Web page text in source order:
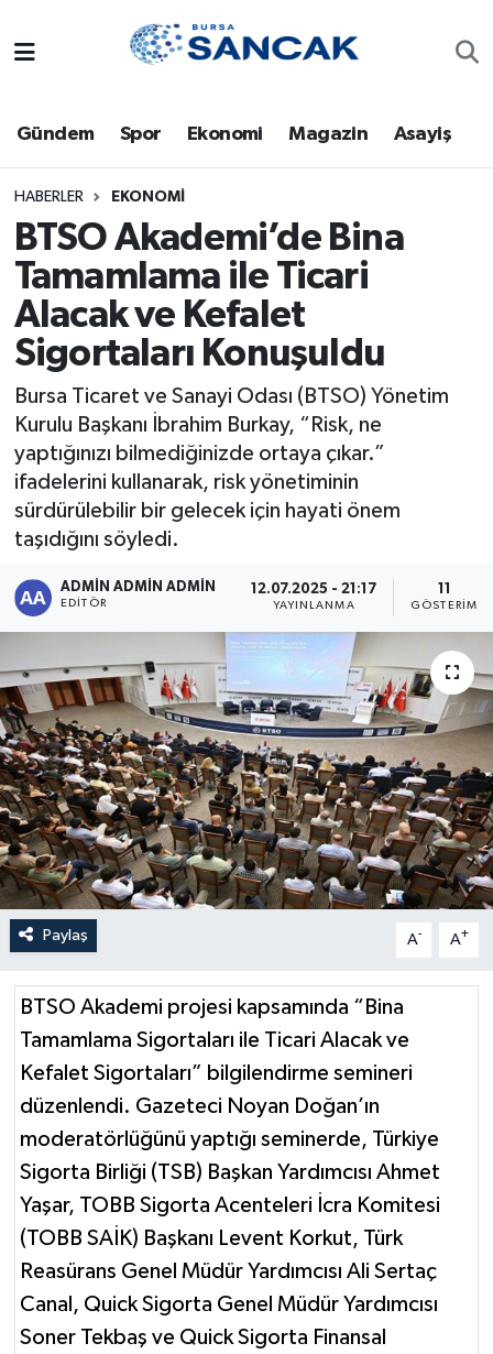
Gündem Spor Ekonomi Magazin Asayiş
HABERLER EKONOMI
BTSO Akademi’de Bina
Tamamlama ile Ticari
Alacak ve Kefalet
Sigortaları Konuşuldu
Bursa Ticaret ve Sanayi Odası (BTSO) Yönetim
Kurulu Başkanı İbrahim Burkay, “Risk, ne
yaptığınızı bilmediğinizde ortaya çıkar.”
ifadelerini kullanarak, risk yönetiminin
sürdürülebilir bir gelecek için hayati önem
taşıdığını söyledi.
ADMİN ADMİN ADMİN
EDITÖR
12.07.2025 - 21:17
YAYINLANMA GÖSTERIM
Paylaş A- A+
BTSO Akademi projesi kapsamında “Bina
Tamamlama Sigortaları ile Ticari Alacak ve
Kefalet Sigortaları” bilgilendirme semineri
düzenlendi. Gazeteci Noyan Doğan’ın
moderatörlüğünü yaptığı seminerde, Türkiye
Sigorta Birliği (TSB) Başkan Yardımcısı Ahmet
Yaşar, TOBB Sigorta Acenteleri İcra Komitesi
(TOBB SAİK) Başkanı Levent Korkut, Türk
Reasürans Genel Müdür Yardımcısı Ali Sertaç
Canal, Quick Sigorta Genel Müdür Yardımcısı
Soner Tekbaş ve Quick Sigorta Finansal
Bursa
Dünya
Eğitim
Ekonomi
Genel
Gündem
Magazin
Sağlık
Siyaset
Türkiye
Trafik Durumu
Süper Lig Puan Durumu ve Fikstür
Tüm Manşetler
Son Dakika Haberleri
Haber Arşivi